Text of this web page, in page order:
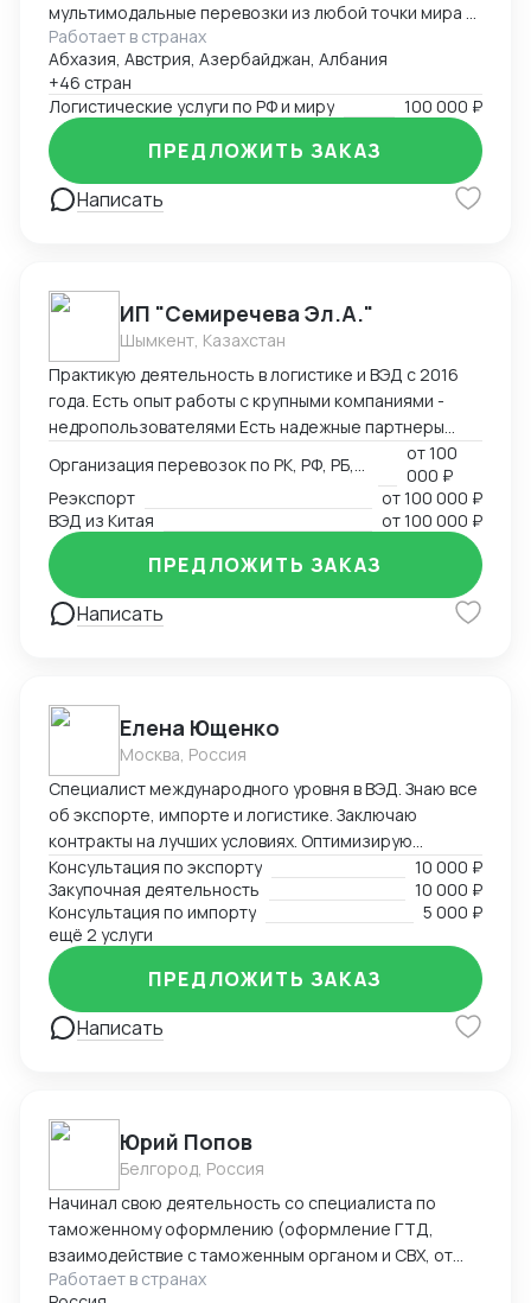
мультимодальные перевозки из любой точки мира с
полным таможенным сопровождением.
Предоставляем комплекс складских услуг в
ключевых логистических хабах Европы, Азии и
России. Специализируемся на перевозках
температурных грузов с гарантированным
соблюдением режима. Обеспечиваем доставку
сборных и генеральных грузов с ежедневным
преимущества: Таможенное оформление под ключ
Собственный парк температурных контейнеров
Персональный менеджер 24/7 Фиксированные
сроки доставки
Работает в странах
Абхазия, Австрия, Азербайджан, Албания
+46 стран
Логистические услуги по РФ и миру
100 000 ₽
Написать
ПРЕДЛОЖИТЬ ЗАКАЗ
ИП "Семиречева Эл.А."
Шымкент, Казахстан
Практикую деятельность в логистике и ВЭД с 2016
года. Есть опыт работы с крупными компаниями -
недропользователями Есть надежные партнеры
(сертификация, таможенное офрмление, частные
перевозчики)
от100
000 ₽
Реэкспорт
от100 000 ₽
ВЭД из Китая
от100 000 ₽
Написать
ПРЕДЛОЖИТЬ ЗАКАЗ
Елена Ющенко
Москва, Россия
Специалист международного уровня в ВЭД. Знаю все
об экспорте, импорте и логистике. Заключаю
контракты на лучших условиях. Оптимизирую
логистику и обеспечивая скорость поставок.
Консультация по экспорту
10 000 ₽
Закупочная деятельность
10 000 ₽
Консультация по импорту
5 000 ₽
ещё 2 услуги
Написать
ПРЕДЛОЖИТЬ ЗАКАЗ
Юрий Попов
Белгород, Россия
Начинал свою деятельность со специалиста по
таможенному оформлению (оформление ГТД,
взаимодействие с таможенным органом и СВХ, от
закрытия процедуры ВТТ до выпуска товара), после
Работает в странах